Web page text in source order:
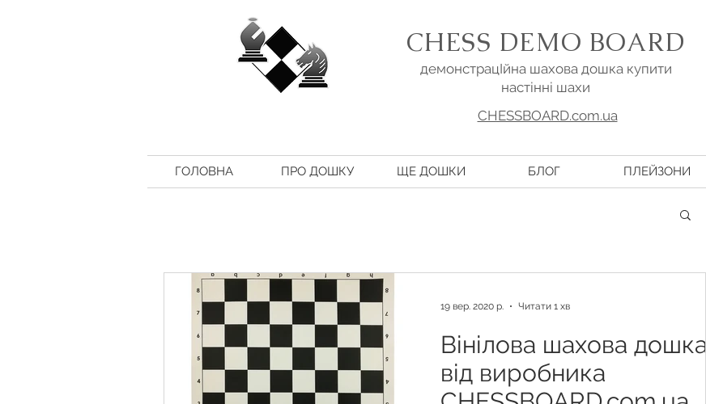
CHESS DEMO BOARD
демонстрацІйна шахова дошка купити
настінні шахи
CHESSBOARD.com.ua
ГОЛОВНА ПРО ДОШКУ ЩЕ ДОШКИ БЛОГ ПЛЕЙЗОНИ
Вінілова шахова дошка
від виробника
19 вер. 2020 р. Читати 1 хв